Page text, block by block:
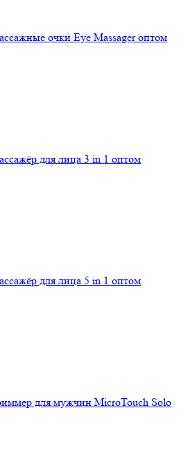
очки Eye Massager оптом
для лица 3 in 1 оптом
для лица 5 in 1 оптом
для мужчин MicroTouch Solo